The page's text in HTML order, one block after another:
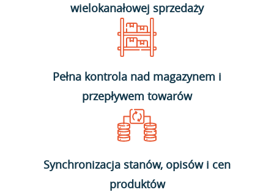
wielokanałowej sprzedaży
Pełna kontrola nad magazynem i
przepływem towarów
Synchronizacja stanów, opisów i cen
produktów